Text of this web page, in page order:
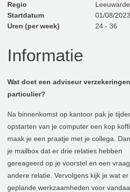
Regio
Startdatum
01/08/2023
Uren (per week)
24 - 36
Informatie
Wat doet een adviseur verzekeringen
particulier?
Na binnenkomst op kantoor pak je
opstarten van je computer een kop
maak je een praatje met je collega.
je mailbox dat er drie relaties hebben
gereageerd op je voorstel en een
andere relatie. Vervolgens kijk je wat er
geplande werkzaamheden voor